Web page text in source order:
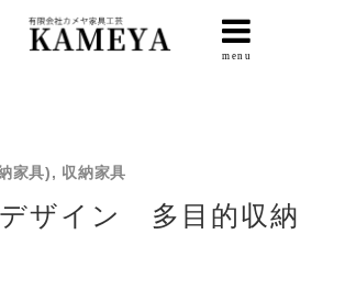
家具), 収納家具
ザイン 多目的収納